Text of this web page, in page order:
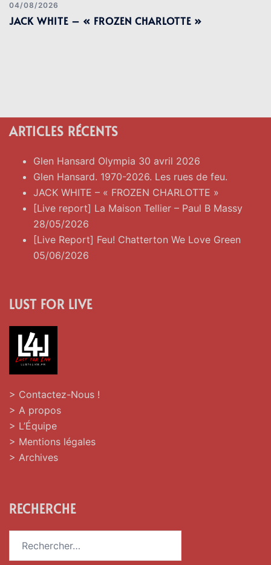
04/08/2026
JACK WHITE – « FROZEN CHARLOTTE »
ARTICLES RÉCENTS
Glen Hansard Olympia 30 avril 2026
Glen Hansard. 1970-2026. Les rues de feu.
JACK WHITE – « FROZEN CHARLOTTE »
[Live report] La Maison Tellier – Paul B Massy
28/05/2026
[Live Report] Feu! Chatterton We Love Green
05/06/2026
LUST FOR LIVE
> Contactez-Nous !
> A propos
> L’Équipe
> Mentions légales
> Archives
RECHERCHE